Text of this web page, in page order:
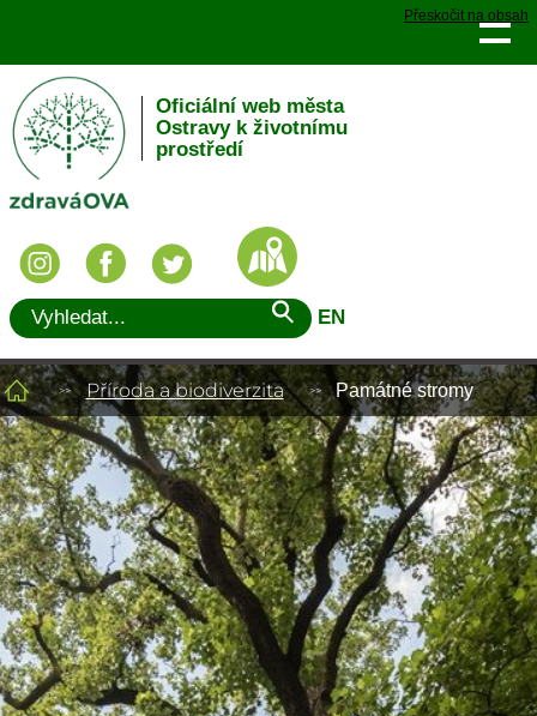
Přeskočit na obsah
Oficiální web města
Ostravy k životnímu
prostředí
EN
Příroda a biodiverzita Památné stromy